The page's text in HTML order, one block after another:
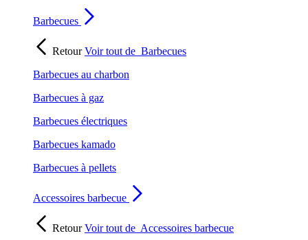
Barbecues
RetourVoir tout de Barbecues
Barbecues au charbon
Barbecues à gaz
Barbecues électriques
Barbecues kamado
Barbecues à pellets
Accessoires barbecue
RetourVoir tout de Accessoires barbecue